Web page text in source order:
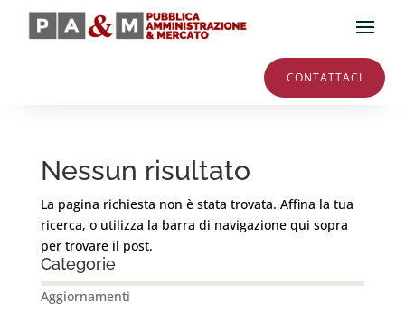
CONTATTACI
Nessun risultato
La pagina richiesta non è stata trovata. Affina la tua
ricerca, o utilizza la barra di navigazione qui sopra
per trovare il post.
Categorie
Aggiornamenti